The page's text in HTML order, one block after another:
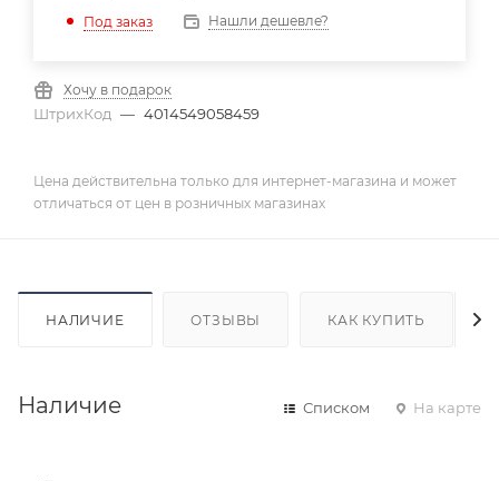
Под заказ Нашли дешевле?
Хочу в подарок
ШтрихКод — 4014549058459
Цена действительна только для интернет-магазина и может
отличаться от цен в розничных магазинах
НАЛИЧИЕ ОТЗЫВЫ КАК КУПИТЬ
Наличие Списком На карте